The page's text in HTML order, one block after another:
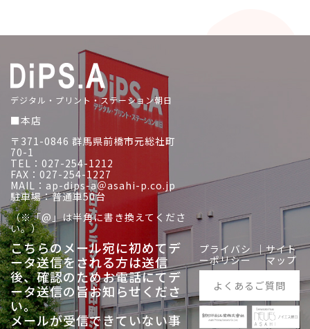
デジタル・プリント・ステーション朝日
■本店
〒371-0846 群馬県前橋市元総社町
70-1
TEL：027-254-1212
FAX：027-254-1227
MAIL：ap-dips-a＠asahi-p.co.jp
駐車場：普通車50台
（※「@」は半角に書き換えてくださ
い。）
こちらのメール宛に初めてデ
ータ送信をされる方は送信
後、確認のためお電話にてデ
ータ送信の旨お知らせくださ
い。
メールが受信できていない事
プライバシ
ーポリシー
｜サイト
マップ
よくあるご質問